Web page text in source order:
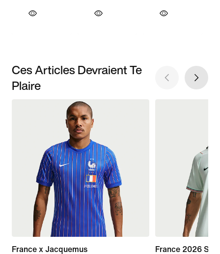
Ces Articles Devraient Te
Plaire
France x Jacquemus
France 2026